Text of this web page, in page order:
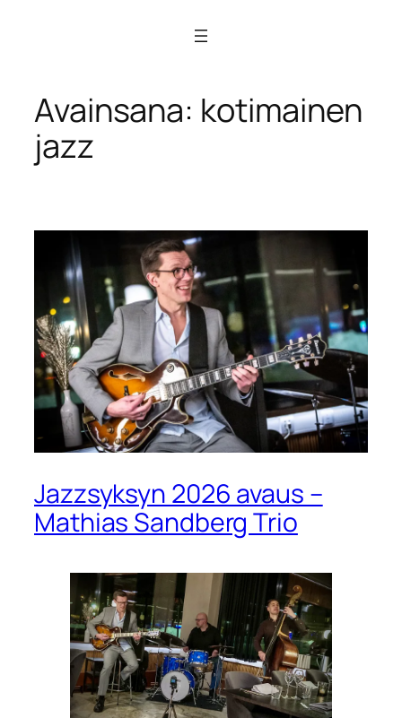
Avainsana: kotimainen
jazz
Jazzsyksyn 2026 avaus –
Mathias Sandberg Trio